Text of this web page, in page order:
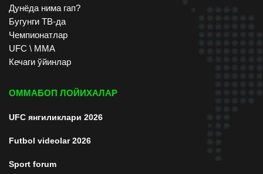
Дунёда нима гап?
Бугунги ТВ-да
Чемпионатлар
UFC \ ММА
Кечаги ўйинлар
ОММАБОП ЛОЙИХАЛАР
UFC янгиликлари 2026
Futbol videolar 2026
Sport forum